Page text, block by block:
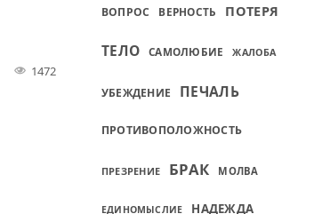
1472
ВОПРОС ВЕРНОСТЬ ПОТЕРЯ
ТЕЛО САМОЛЮБИЕ ЖАЛОБА
УБЕЖДЕНИЕ ПЕЧАЛЬ
ПРОТИВОПОЛОЖНОСТЬ
ПРЕЗРЕНИЕ БРАК МОЛВА
ЕДИНОМЫСЛИЕ НАДЕЖДА